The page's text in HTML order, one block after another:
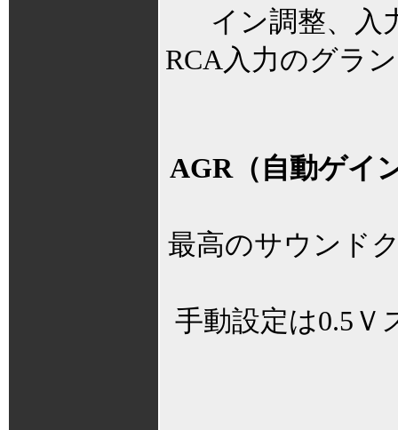
イン調整、入
RCA入力のグラ
AGR（自動ゲイ
最高のサウンド
手動設定は0.5Ｖ